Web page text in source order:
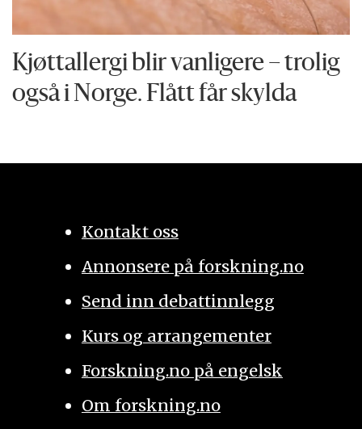
Kjøttallergi blir vanligere – trolig
også i Norge. Flått får skylda
Kontakt oss
Annonsere på forskning.no
Send inn debattinnlegg
Kurs og arrangementer
Forskning.no på engelsk
Om forskning.no